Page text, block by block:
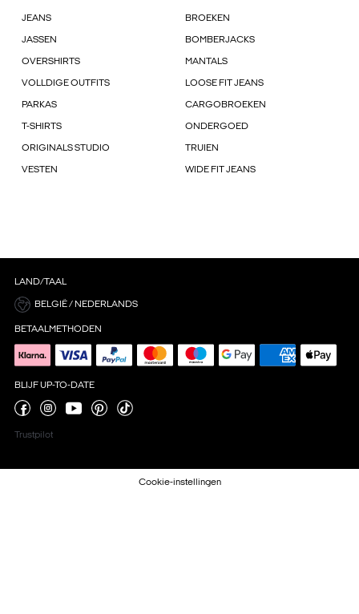
JEANS BROEKEN
JASSEN BOMBERJACKS
OVERSHIRTS MANTALS
VOLLDIGE OUTFITS LOOSE FIT JEANS
PARKAS CARGOBROEKEN
T-SHIRTS ONDERGOED
ORIGINALS STUDIO TRUIEN
VESTEN WIDE FIT JEANS
LAND/TAAL
BELGIË / NEDERLANDS
BETAALMETHODEN
BLIJF UP-TO-DATE
Trustpilot
Cookie-instellingen